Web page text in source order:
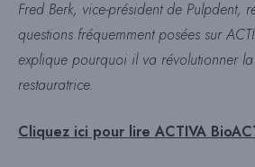
Fred Berk, vice-président de Pulpdent,
questions fréquemment posées sur
explique pourquoi il va révolutionner
restauratrice.
Cliquez ici pour lire ACTIVA